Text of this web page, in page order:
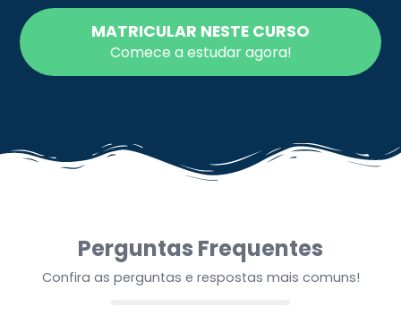
MATRICULAR NESTE CURSO
Comece a estudar agora!
Perguntas Frequentes
Confira as perguntas e respostas mais comuns!